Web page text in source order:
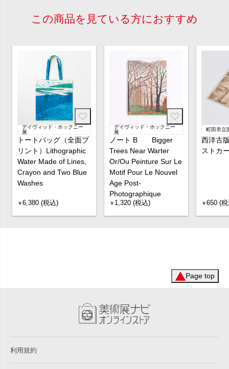
この商品を見ている方におすすめ
デイヴィッド・ホックニー
展
トートバッグ（全面プ
リント）Lithographic
Water Made of Lines,
Crayon and Two Blue
Washes
￥6,380 (税込)
デイヴィッド・ホックニー
展
ノート B Bigger
Trees Near Warter
Or/Ou Peinture Sur Le
Motif Pour Le Nouvel
Age Post-
Photographique
￥ 1,320 (税込)
町田市立
西洋古
ストカ
￥650 (
Page top
利用規約